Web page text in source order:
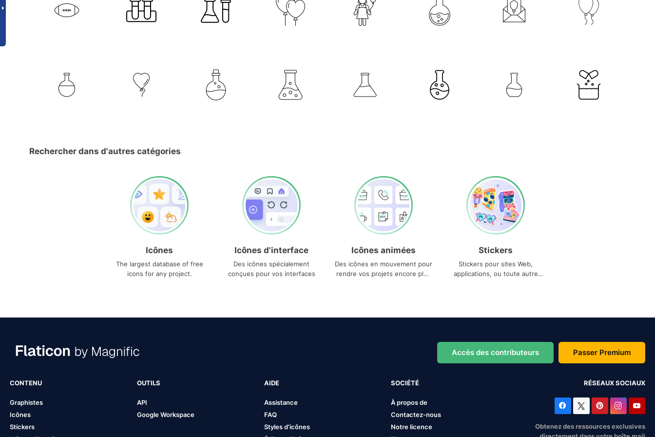
Rechercher dans d'autres catégories
Icônes
The largest database of free
icons for any project.
Icônes d'interface
Des icônes spécialement
conçues pour vos interfaces
Icônes animées
Des icônes en mouvement pour
rendre vos projets encore plus
Stickers
Stickers pour sites Web,
applications, ou toute autre
Accès des contributeurs Passer Premium
CONTENU
Graphistes
Icônes
Stickers
OUTILS
API
Google Workspace
AIDE
Assistance
FAQ
Styles d'icônes
SOCIÉTÉ
À propos de
Contactez-nous
Notre licence
RÉSEAUX SOCIAUX
Obtenez des ressources exclusives